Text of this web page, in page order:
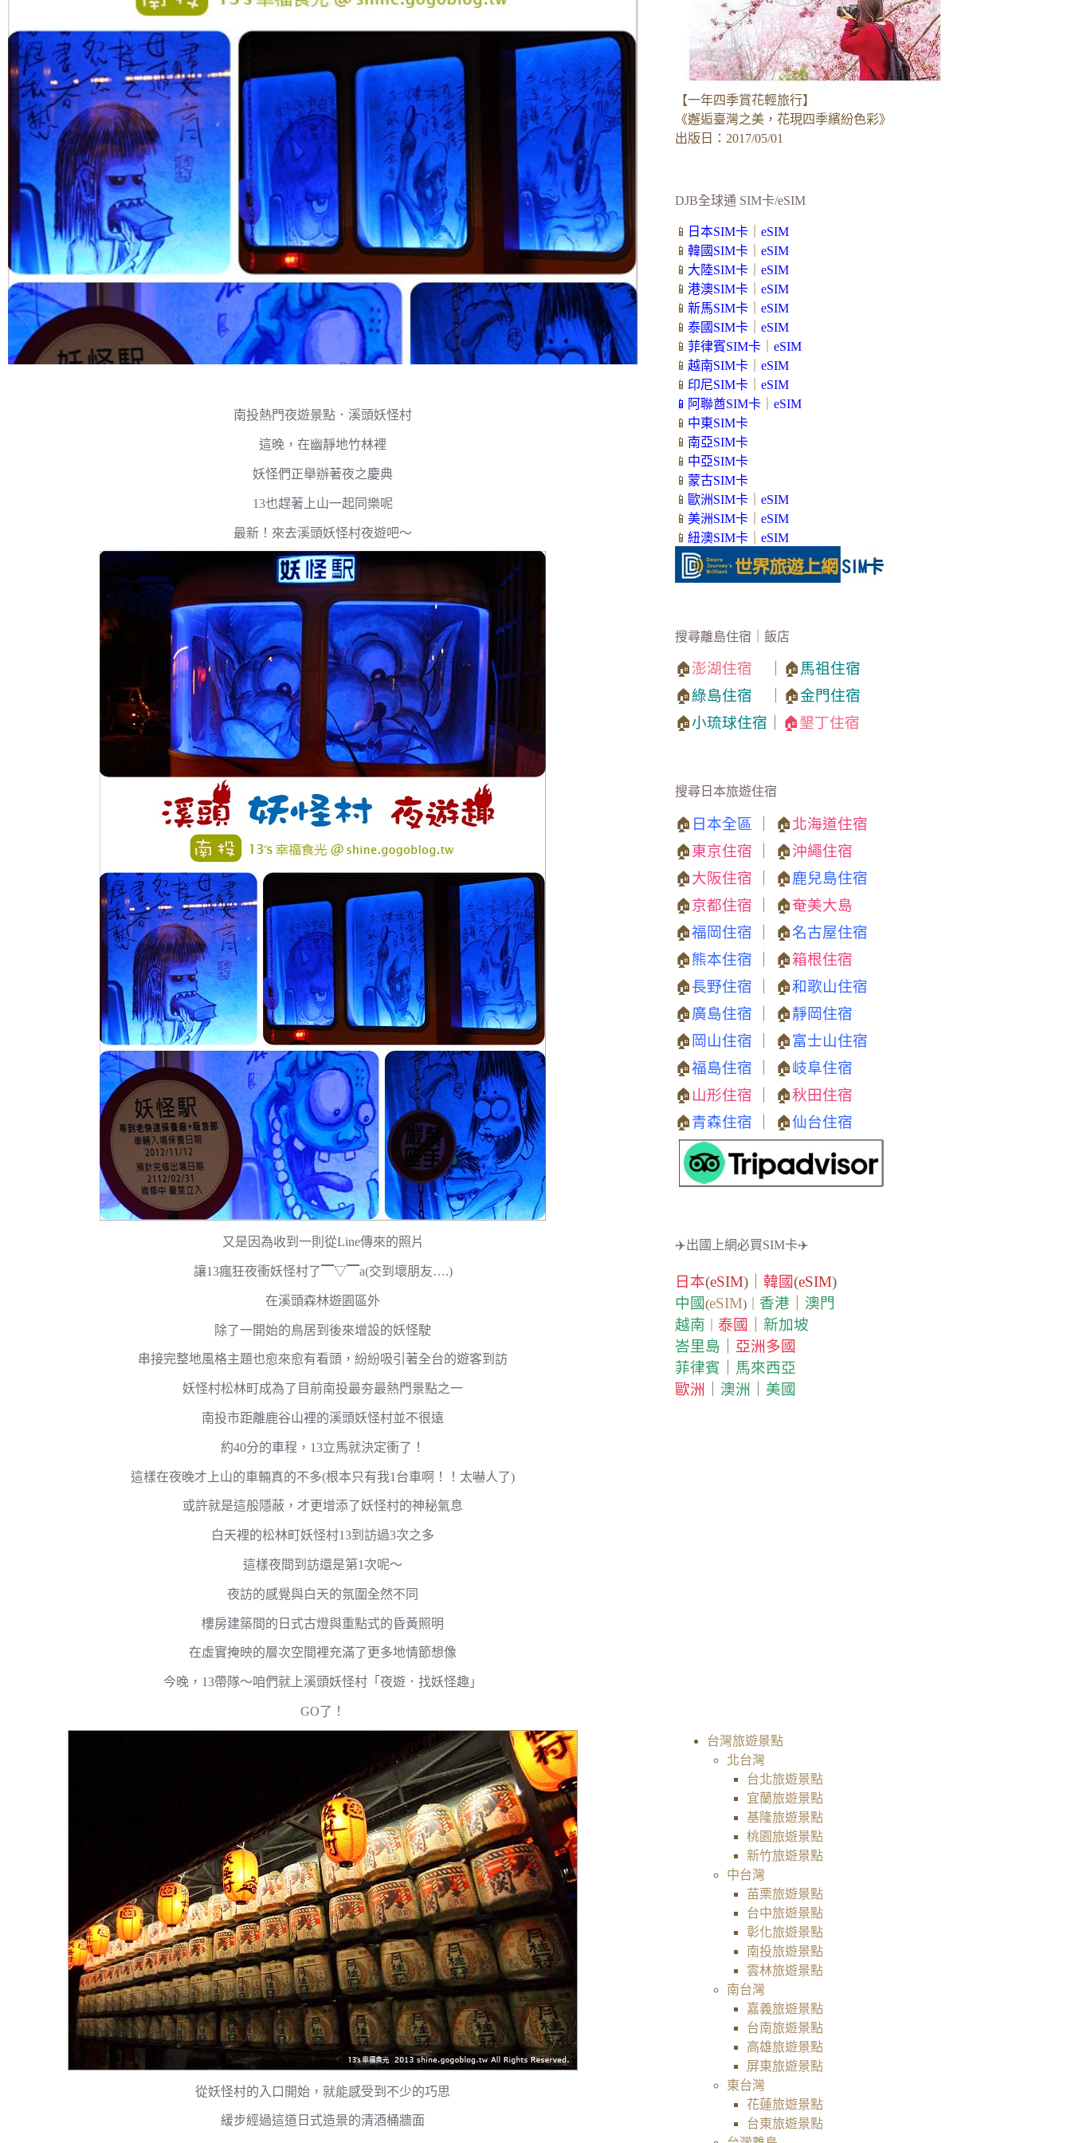
南投熱門夜遊景點．溪頭妖怪村
這晚，在幽靜地竹林裡
妖怪們正舉辦著夜之慶典
13也趕著上山一起同樂呢
最新！來去溪頭妖怪村夜遊吧～
又是因為收到一則從Line傳來的照片
讓13瘋狂夜衝妖怪村了▔▽▔a(交到壞朋友….)
在溪頭森林遊園區外
除了一開始的鳥居到後來增設的妖怪駛
串接完整地風格主題也愈來愈有看頭，紛紛吸引著全台的遊客到訪
妖怪村松林町成為了目前南投最夯最熱門景點之一
南投市距離鹿谷山裡的溪頭妖怪村並不很遠
約40分的車程，13立馬就決定衝了！
這樣在夜晚才上山的車輛真的不多(根本只有我1台車啊！！太嚇人了)
或許就是這般隱蔽，才更增添了妖怪村的神秘氣息
白天裡的松林町妖怪村13到訪過3次之多
這樣夜間到訪還是第1次呢～
夜訪的感覺與白天的氛圍全然不同
樓房建築間的日式古燈與重點式的昏黃照明
在虛實掩映的層次空間裡充滿了更多地情節想像
今晚，13帶隊～咱們就上溪頭妖怪村「夜遊．找妖怪趣」
GO了！
從妖怪村的入口開始，就能感受到不少的巧思
緩步經過這道日式造景的清酒桶牆面
【一年四季賞花輕旅行】
《邂逅臺灣之美，花現四季繽紛色彩》
出版日：2017/05/01
DJB全球通 SIM卡/eSIM
📱 日本SIM卡｜ eSIM
📱 韓國SIM卡｜ eSIM
📱 大陸SIM卡｜ eSIM
📱 港澳SIM卡｜ eSIM
📱 新馬SIM卡｜ eSIM
📱 泰國SIM卡｜ eSIM
📱 菲律賓SIM卡｜ eSIM
📱 越南SIM卡｜ eSIM
📱 印尼SIM卡｜ eSIM
📱 阿聯酋SIM卡｜ eSIM
📱 中東SIM卡
📱 南亞SIM卡
📱 中亞SIM卡
📱 蒙古SIM卡
📱 歐洲SIM卡｜ eSIM
📱 美洲SIM卡｜ eSIM
📱 紐澳SIM卡｜ eSIM
搜尋離島住宿｜飯店
🏠澎湖住宿 ｜🏠馬祖住宿
🏠綠島住宿 ｜🏠金門住宿
🏠小琉球住宿 🏠墾丁住宿
搜尋日本旅遊住宿
🏠 日本全區 ｜ 🏠北海道住宿
🏠東京住宿 ｜ 🏠沖繩住宿
🏠大阪住宿 ｜ 🏠鹿兒島住宿
🏠京都住宿 ｜ 🏠奄美大島
🏠福岡住宿 ｜ 🏠名古屋住宿
🏠熊本住宿 ｜ 🏠箱根住宿
🏠長野住宿 ｜ 🏠和歌山住宿
🏠廣島住宿 ｜ 🏠靜岡住宿
🏠 岡山住宿 ｜ 🏠富士山住宿
🏠福島住宿 ｜ 🏠岐阜住宿
🏠 山形住宿 ｜ 🏠秋田住宿
🏠青森住宿 ｜ 🏠仙台住宿
✈️出國上網必買SIM卡✈️
日本(eSIM)｜ 韓國(eSIM)
中國(eSIM)｜ 香港
澳門
越南
泰國
新加坡
峇里島
亞洲多國
菲律賓
馬來西亞
歐洲
澳洲 美國
台灣旅遊景點
北台灣
台北旅遊景點
宜蘭旅遊景點
基隆旅遊景點
桃園旅遊景點
新竹旅遊景點
中台灣
苗栗旅遊景點
台中旅遊景點
彰化旅遊景點
南投旅遊景點
雲林旅遊景點
南台灣
嘉義旅遊景點
台南旅遊景點
高雄旅遊景點
屏東旅遊景點
東台灣
花蓮旅遊景點
台東旅遊景點